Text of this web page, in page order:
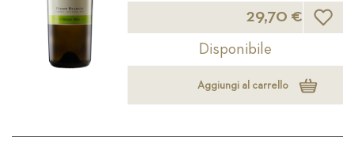
29,70 € Lista
Disponibile
Aggiungi al carrello